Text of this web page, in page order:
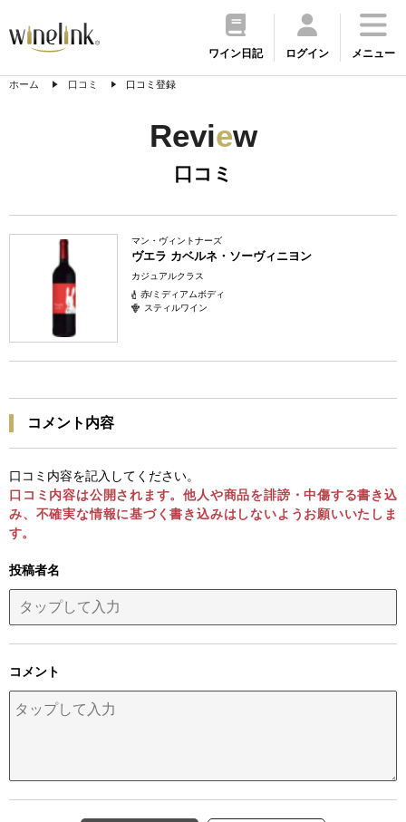
ワイン日記 ログイン メニュー
ホーム 口コミ 口コミ登録
Review
口コミ
マン・ヴィントナーズ
ヴエラ カベルネ・ソーヴィニヨン
カジュアルクラス
赤/ミディアムボディ
スティルワイン
コメント内容
口コミ内容を記入してください。
口コミ内容は公開されます。他人や商品を誹謗・中傷する書き込
み、不確実な情報に基づく書き込みはしないようお願いいたしま
す。
投稿者名
コメント